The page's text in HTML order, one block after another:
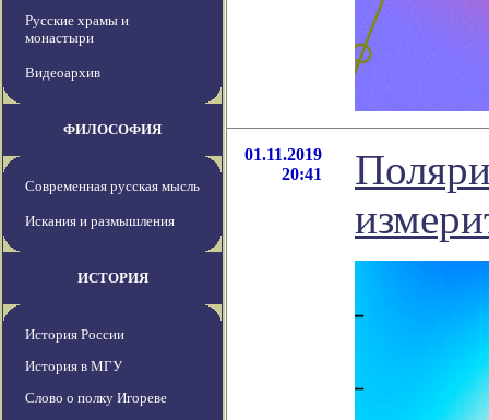
Русские храмы и
монастыри
Видеоархив
ФИЛОСОФИЯ
Современная русская мысль
Искания и размышления
ИСТОРИЯ
История России
История в МГУ
Слово о полку Игореве
01.11.2019
20:41